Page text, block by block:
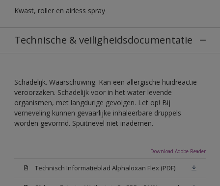
Kwast, roller en airless spray
Technische & veiligheidsdocumentatie
Schadelijk. Waarschuwing. Kan een allergische huidreactie
veroorzaken. Schadelijk voor in het water levende
organismen, met langdurige gevolgen. Let op! Bij
verneveling kunnen gevaarlijke inhaleerbare druppels
worden gevormd. Spuitnevel niet inademen.
Download Adobe Reader
Technisch Informatieblad Alphaloxan Flex (PDF)